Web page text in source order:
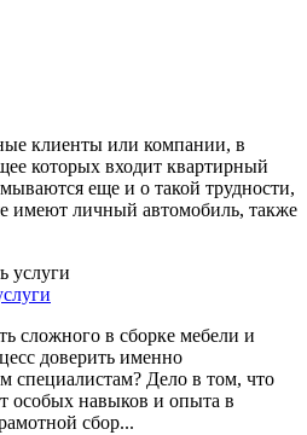
клиенты или компании, в
которых входит квартирный
еще и о такой трудности,
имеют личный автомобиль, также
сложного в сборке мебели и
доверить именно
специалистам? Дело в том, что
особых навыков и опыта в
сбор...